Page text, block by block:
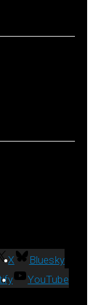
X
Bluesky
YouTube